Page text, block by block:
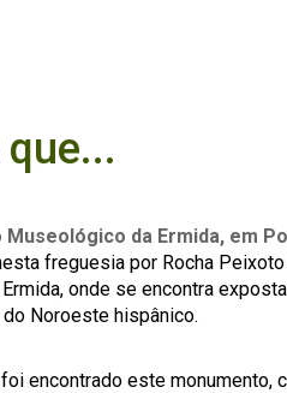
Museológico da Ermida, em
freguesia por Rocha
onde se encontra
Noroeste hispânico.
encontrado este monumento,